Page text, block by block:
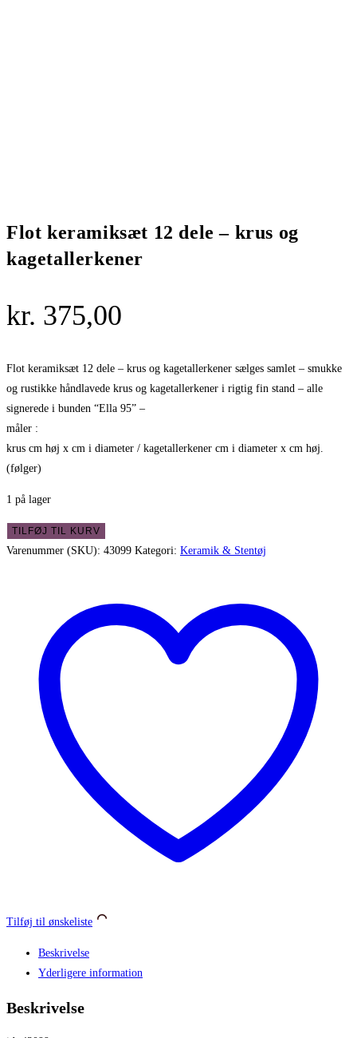
Flot keramiksæt 12 dele – krus og
kagetallerkener
kr. 375,00
Flot keramiksæt 12 dele – krus og kagetallerkener sælges samlet – smukke
og rustikke håndlavede krus og kagetallerkener i rigtig fin stand – alle
signerede i bunden “Ella 95” –
måler :
krus cm høj x cm i diameter / kagetallerkener cm i diameter x cm høj.
(følger)
1 på lager
Flot
keramiksæt
kagetallerkener
TILFØJ TIL KURV
Varenummer (SKU): 43099 Kategori: Keramik & Stentøj
Tilføj til ønskeliste
Beskrivelse
Yderligere information
Beskrivelse